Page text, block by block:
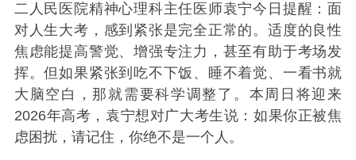
二人民医院精神心理科主任医师袁宁今日提醒：面
对人生大考，感到紧张是完全正常的。适度的良性
焦虑能提高警觉、增强专注力，甚至有助于考场发
挥。但如果紧张到吃不下饭、睡不着觉、一看书就
大脑空白，那就需要科学调整了。 本周日将迎来
2026年高考，袁宁想对广大考生说：如果你正被焦
虑困扰，请记住，你绝不是一个人。